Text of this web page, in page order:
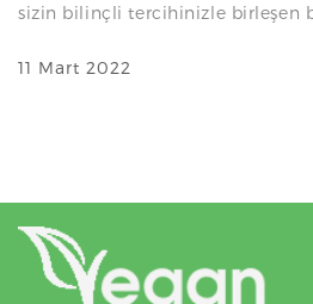
sizin bilinçli tercihinizle birleşen
11 Mart 2022